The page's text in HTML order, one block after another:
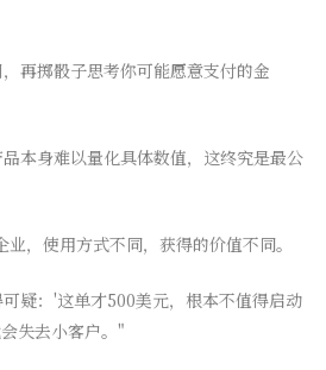
再掷骰子思考你可能愿意支付的金
本身难以量化具体数值，这终究是最公
，使用方式不同，获得的价值不同。
疑：'这单才500美元，根本不值得启动
失去小客户。"